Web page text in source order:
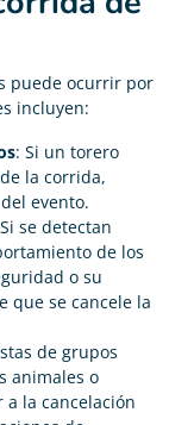
puede ocurrir por
incluyen:
: Si un torero
la corrida,
evento.
se detectan
de los
o su
que se cancele la
de grupos
animales o
la cancelación